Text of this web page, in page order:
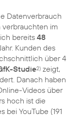
Datenverbrauch
verbrauchten im
bereits 48
Kunden des
über 4
Studie2) zeigt,
Danach haben
Videos über
hoch ist die
YouTube (191